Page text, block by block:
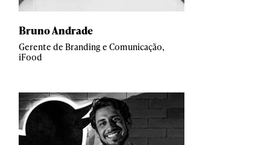
Bruno Andrade
Gerente de Branding e Comunicação,
iFood